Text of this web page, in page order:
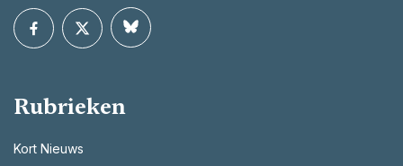
Rubrieken
Kort Nieuws